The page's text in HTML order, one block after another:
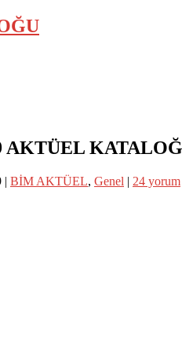
AKTÜEL
| BİM AKTÜEL, Genel | 24 yorum